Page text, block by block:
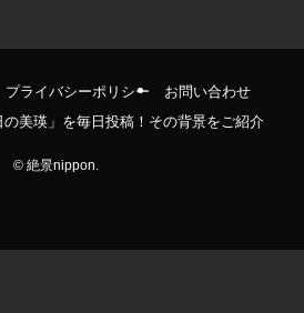
プライバシーポリシー
お問い合わせ
の美瑛」を毎日投稿！その背景をご紹介
©絶景nippon.